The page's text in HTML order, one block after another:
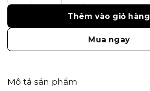
Thêm vào giỏ hàng
Mua ngay
Mô tả sản phẩm